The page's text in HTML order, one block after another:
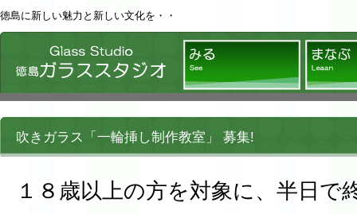
徳島に新しい魅力と新しい文化を・・
徳島ガラススタジオ
みる
吹きガラス「一輪挿し制作教室」 募集!
１８歳以上の方を対象に、半日で